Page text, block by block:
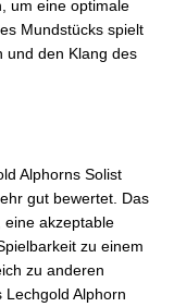
um eine optimale
Mundstücks spielt
und den Klang des
Alphorns Solist
gut bewertet. Das
eine akzeptable
zu einem
zu anderen
Alphorn